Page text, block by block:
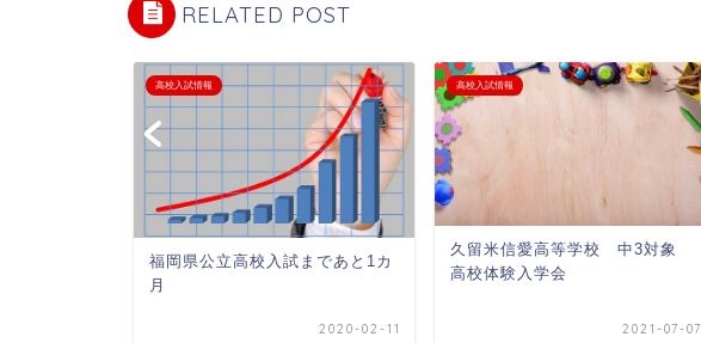
RELATED POST
高校入試情報
福岡県公立高校入試まであと1カ
月
2020-02-11
高校入試情報
久留米信愛高等学校 中3対象
高校体験入学会
2021-07-07